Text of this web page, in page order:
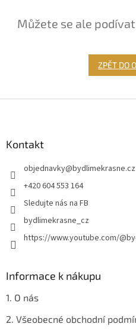
Můžete se ale
ZPĚT DO
Kontakt
objednavky@bydlimekrasne.cz
+420 604 553 164
Sledujte nás na FB
bydlimekrasne_cz
https://www.youtube.com/
Informace k nákupu
1. O nás
2. Všeobecné obchodní